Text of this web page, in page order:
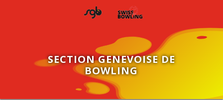
SECTION GENEVOISE DE
BOWLING